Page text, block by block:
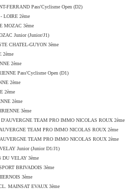
FERRAND Pass'Cyclisme Open (D2)
LOIRE 2ème
MOZAC 3ème
Junior (Junior/J1)
CHATEL-GUYON 3ème
2ème
2ème
Pass'Cyclisme Open (D1)
2ème
2ème
2ème
3ème
TEAM PRO IMMO NICOLAS ROUX 2ème
TEAM PRO IMMO NICOLAS ROUX 2ème
TEAM PRO IMMO NICOLAS ROUX 2ème
Junior (Junior D1/J1)
DU VELAY 3ème
BRIVADOIS 3ème
3ème
MAINSAT EVAUX 3ème